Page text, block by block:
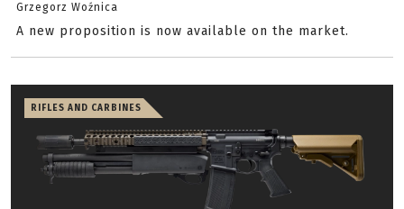
Grzegorz Woźnica
A new proposition is now available on the market.
RIFLES AND CARBINES